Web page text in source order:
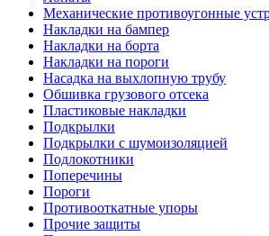
Механические противоугонные
Накладки на бампер
Накладки на борта
Накладки на пороги
Насадка на выхлопную трубу
Обшивка грузового отсека
Пластиковые накладки
Подкрылки
Подкрылки с шумоизоляцией
Подлокотники
Поперечины
Пороги
Противооткатные упоры
Прочие защиты